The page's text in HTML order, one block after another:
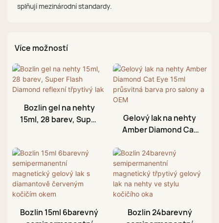
splňují mezinárodní standardy.
Více možností
Bozlin gel na nehty
15ml, 28 barev, Super
Gelový lak na nehty
Amber Diamond Cat
barva pro salony a
OEM
Bozlin 15ml 6barevný
Bozlin 24barevný